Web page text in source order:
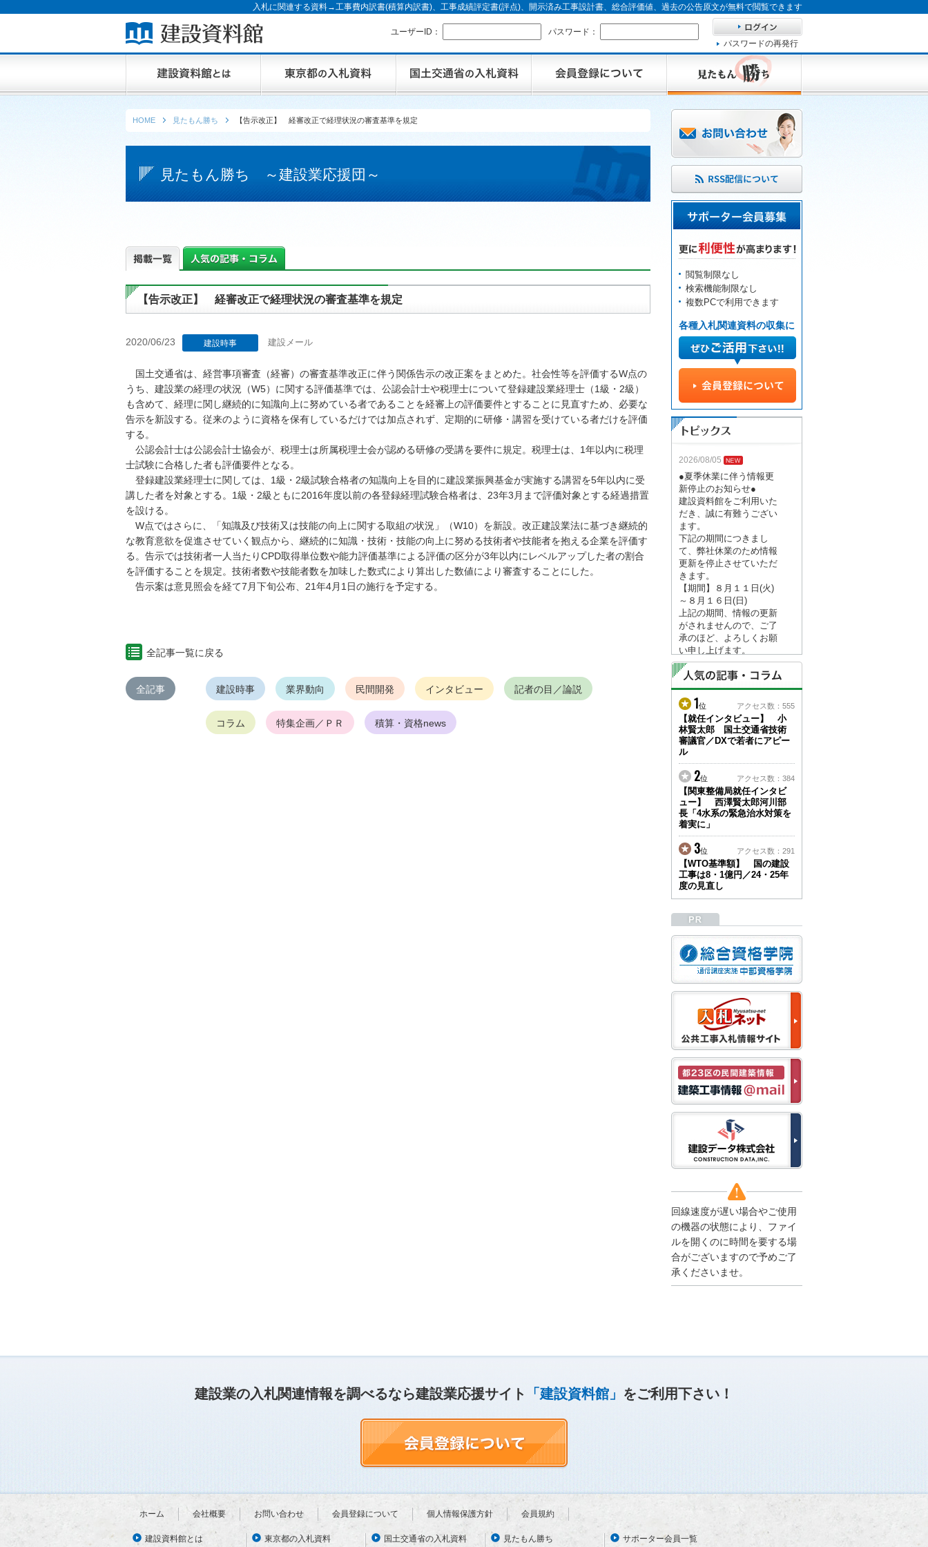
入札に関連する資料→工事費内訳書(積算内訳書)、工事成績評定書(評点)、開示済み工事設計書、総合評価値、過去の公告原文が無料で閲覧できます
ユーザーID：
パスワード：
パスワードの再発行
HOME 見たもん勝ち 【告示改正】 経審改正で経理状況の審査基準を規定
見たもん勝ち ～建設業応援団～
【告示改正】 経審改正で経理状況の審査基準を規定
2020/06/23 建設時事 建設メール
国土交通省は、経営事項審査（経審）の審査基準改正に伴う関係告示の改正案をまとめた。社会性等を評価するW点の
うち、建設業の経理の状況（W5）に関する評価基準では、公認会計士や税理士について登録建設業経理士（1級・2級）
も含めて、経理に関し継続的に知識向上に努めている者であることを経審上の評価要件とすることに見直すため、必要な
告示を新設する。従来のように資格を保有しているだけでは加点されず、定期的に研修・講習を受けている者だけを評価
する。
公認会計士は公認会計士協会が、税理士は所属税理士会が認める研修の受講を要件に規定。税理士は、1年以内に税理
士試験に合格した者も評価要件となる。
登録建設業経理士に関しては、1級・2級試験合格者の知識向上を目的に建設業振興基金が実施する講習を5年以内に受
講した者を対象とする。1級・2級ともに2016年度以前の各登録経理試験合格者は、23年3月まで評価対象とする経過措置
を設ける。
W点ではさらに、「知識及び技術又は技能の向上に関する取組の状況」（W10）を新設。改正建設業法に基づき継続的
な教育意欲を促進させていく観点から、継続的に知識・技術・技能の向上に努める技術者や技能者を抱える企業を評価す
る。告示では技術者一人当たりCPD取得単位数や能力評価基準による評価の区分が3年以内にレベルアップした者の割合
を評価することを規定。技術者数や技能者数を加味した数式により算出した数値により審査することにした。
告示案は意見照会を経て7月下旬公布、21年4月1日の施行を予定する。
全記事一覧に戻る
全記事 建設時事 業界動向 民間開発 インタビュー 記者の目／論説
コラム 特集企画／ＰＲ 積算・資格news
閲覧制限なし
検索機能制限なし
複数PCで利用できます
各種入札関連資料の収集に
2026/08/05
●夏季休業に伴う情報更
新停止のお知らせ●
建設資料館をご利用いた
だき、誠に有難うござい
ます。
下記の期間につきまし
て、弊社休業のため情報
更新を停止させていただ
きます。
【期間】８月１１日(火)
～８月１６日(日)
上記の期間、情報の更新
がされませんので、ご了
承のほど、よろしくお願
い申し上げます。
なお、情報は８月１７日
(月)より登録されます。
2026/04/23
●ゴールデンウィークに
伴う情報更新停止のお知
らせ(05/02～05/10)●
ユーザー各位
建設資料館をご利用いた
だき、誠に有難うござい
ます。
下記の期間につきまし
て、弊社休業のため情報
更新を停止させていただ
きます。
【期間】５月２日(土)～
５月１０日(日)
上記の期間、情報の更新
がされませんので、ご了
い申し上げます。
から通常通り運営いたし
ます。
2025/12/22
●年末年始に伴う情報更
新停止のお知らせ●
建設資料館をご利用いた
だき、誠に有難うござい
ます。
下記の期間につきまし
て、弊社休業のため情報
更新を停止させていただ
きます。
【期間】１２月２７日
(土)～１月４日(日)
上記の期間、情報の更新
がされませんので、ご了
承のほど、よろしくお願
なお、情報は１月５日
(月)より登録されます。
2025/08/04
●夏季休業に伴う情報更
新停止のお知らせ●
建設資料館をご利用いた
だき、誠に有難うござい
がされませんので、ご了
承のほど、よろしくお願
伴う情報更新停止のお知
らせ(04/26～04/29、05/0
ユーザー各位
1位 アクセス数：555
【就任インタビュー】 小
林賢太郎 国土交通省技術
審議官／DXで若者にアピー
ル
2位 アクセス数：384
【関東整備局就任インタビ
ュー】 西澤賢太郎河川部
長「4水系の緊急治水対策を
着実に」
3位 アクセス数：291
【WTO基準額】 国の建設
工事は8・1億円／24・25年
度の見直し
回線速度が遅い場合やご使用
の機器の状態により、ファイ
ルを開くのに時間を要する場
合がございますので予めご了
承くださいませ。
建設業の入札関連情報を調べるなら建設業応援サイト 「建設資料館」 をご利用下さい！
ホーム 会社概要 お問い合わせ 会員登録について 個人情報保護方針 会員規約
建設資料館とは 東京都の入札資料 国土交通省の入札資料 見たもん勝ち サポーター会員一覧